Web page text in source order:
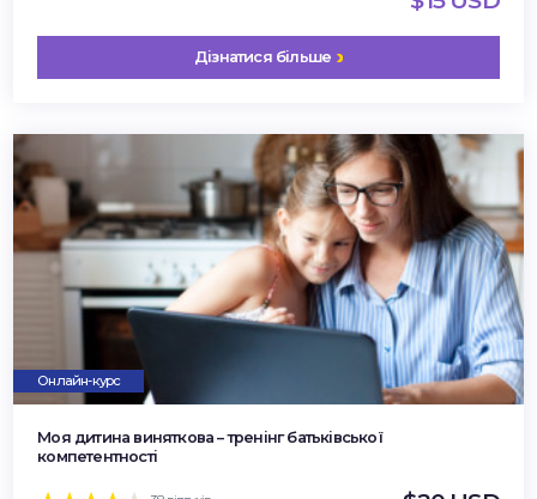
Дізнатися більше
Онлайн-курс
Моя дитина виняткова – тренінг батьківської
компетентності